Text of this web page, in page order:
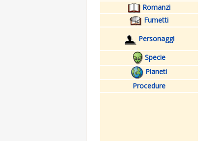
Romanzi
Fumetti
Personaggi
Specie
Pianeti
Procedure